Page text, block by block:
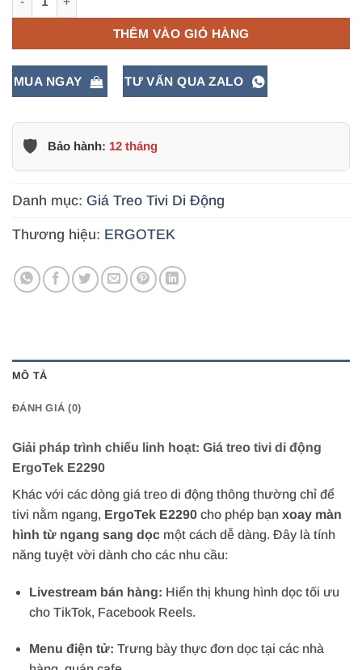
3.290.000 ₫.là:
2.890.000 ₫.
THÊM VÀO GIỎ HÀNG
MUA NGAY TƯ VẤN QUA ZALO
🛡️ Bảo hành: 12 tháng
Danh mục: Giá Treo Tivi Di Động
Thương hiệu: ERGOTEK
MÔ TẢ
ĐÁNH GIÁ (0)
Giải pháp trình chiếu linh hoạt: Giá treo tivi di động
ErgoTek E2290
Khác với các dòng giá treo di động thông thường chỉ để
tivi nằm ngang, ErgoTek E2290 cho phép bạn xoay màn
hình từ ngang sang dọc một cách dễ dàng. Đây là tính
năng tuyệt vời dành cho các nhu cầu:
Livestream bán hàng: Hiển thị khung hình dọc tối ưu
cho TikTok, Facebook Reels.
Menu điện tử: Trưng bày thực đơn dọc tại các nhà